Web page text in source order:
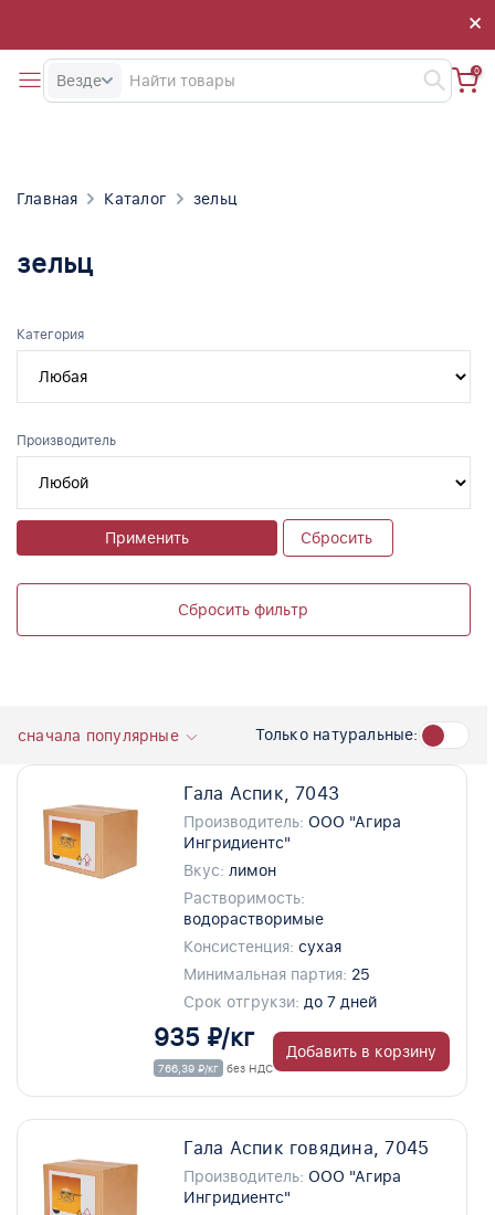
×
×
Везде
0
Главная Каталог зельц
зельц
Категория
Производитель
Применить Сбросить
Сбросить фильтр
сначала популярные Только натуральные:
Гала Аспик, 7043
Производитель: ООО "Агира
Ингридиентс"
Вкус: лимон
Растворимость:
водорастворимые
Консистенция: сухая
Минимальная партия: 25
Срок отгрукзи: до 7 дней
935 ₽/кг
766,39 ₽/кг без НДС
Добавить в корзину
Гала Аспик говядина, 7045
Производитель: ООО "Агира
Ингридиентс"